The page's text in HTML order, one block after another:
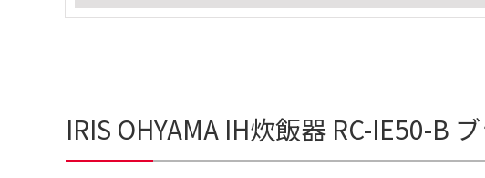
IRIS OHYAMA IH炊飯器 RC-IE50-B